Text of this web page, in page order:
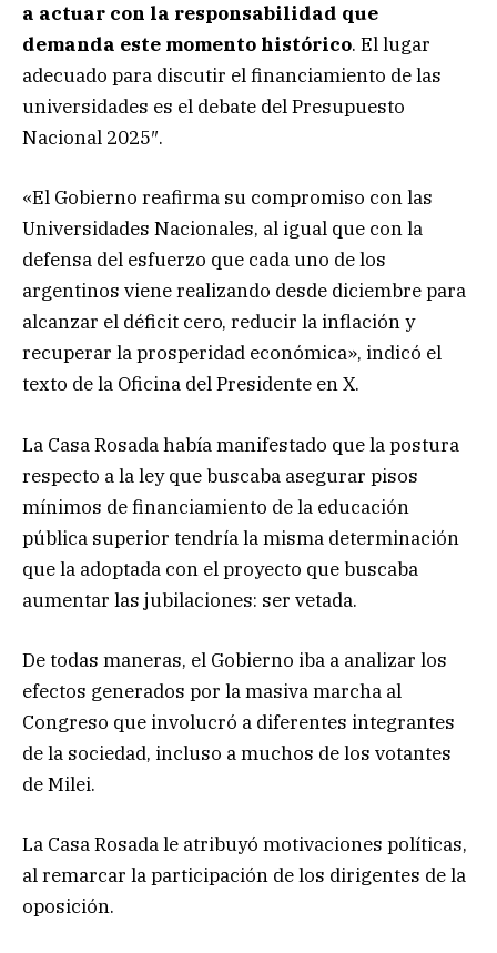
a actuar con la responsabilidad que
demanda este momento histórico. El lugar
adecuado para discutir el financiamiento de las
universidades es el debate del Presupuesto
Nacional 2025″.
«El Gobierno reafirma su compromiso con las
Universidades Nacionales, al igual que con la
defensa del esfuerzo que cada uno de los
argentinos viene realizando desde diciembre para
alcanzar el déficit cero, reducir la inflación y
recuperar la prosperidad económica», indicó el
texto de la Oficina del Presidente en X.
La Casa Rosada había manifestado que la postura
respecto a la ley que buscaba asegurar pisos
mínimos de financiamiento de la educación
pública superior tendría la misma determinación
que la adoptada con el proyecto que buscaba
aumentar las jubilaciones: ser vetada.
De todas maneras, el Gobierno iba a analizar los
efectos generados por la masiva marcha al
Congreso que involucró a diferentes integrantes
de la sociedad, incluso a muchos de los votantes
de Milei.
La Casa Rosada le atribuyó motivaciones políticas,
al remarcar la participación de los dirigentes de la
oposición.